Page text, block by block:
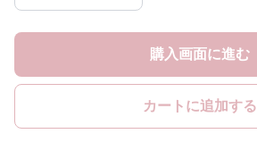
購入画面に進む
カートに追加する